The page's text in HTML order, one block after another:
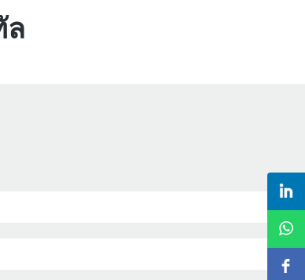
ล